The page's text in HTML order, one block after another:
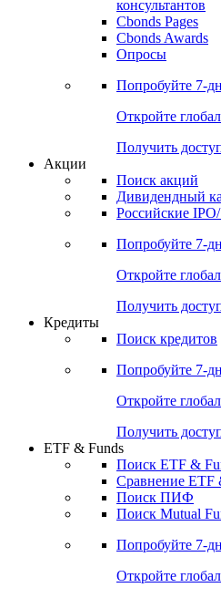
консультантов
Cbonds Pages
Cbonds Awards
Опросы
Попробуйте 7-
Откройте
Получить
Акции
Поиск акций
Дивидендный
Российские
Попробуйте 7-
Откройте
Получить
Кредиты
Поиск кредитов
Попробуйте 7-
Откройте
Получить
ETF & Funds
Поиск ETF &
Сравнение ETF
Поиск ПИФ
Поиск Mutual
Попробуйте 7-
Откройте